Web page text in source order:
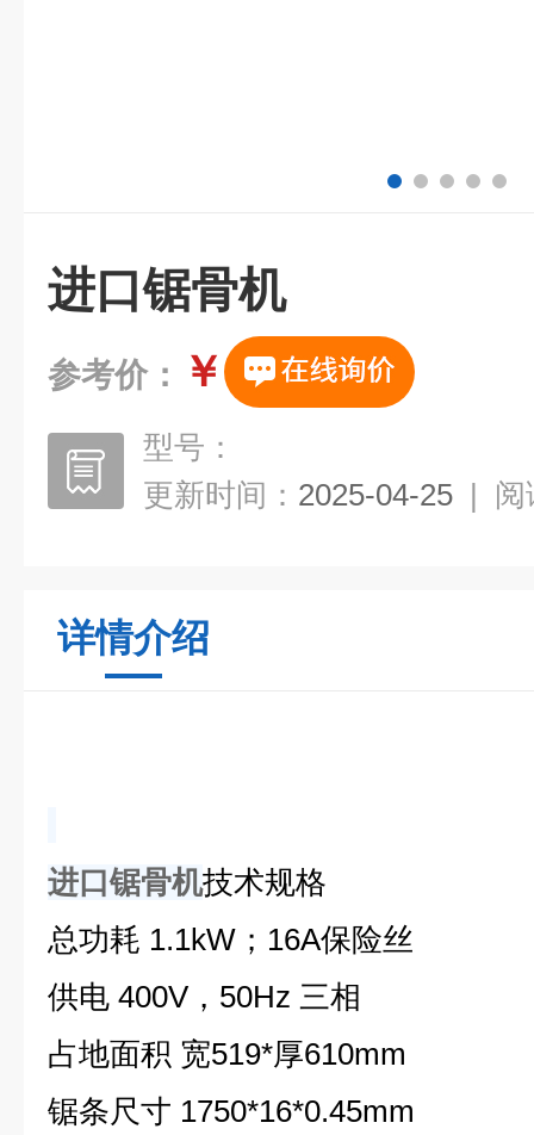
进口锯骨机
参考价： ￥
型号：
更新时间： 2025-04-25 | 阅
详情介绍
进口锯骨机技术规格
总功耗 1.1kW；16A保险丝
供电 400V，50Hz 三相
占地面积 宽519*厚610mm
锯条尺寸 1750*16*0.45mm